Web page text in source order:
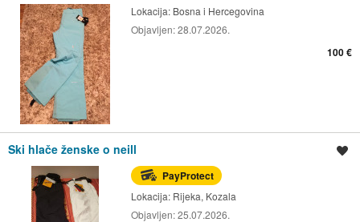
Lokacija: Bosna i Hercegovina
Objavljen:28.07.2026.
100 €
Ski hlače ženske o neill
PayProtect
Lokacija: Rijeka, Kozala
Objavljen:25.07.2026.